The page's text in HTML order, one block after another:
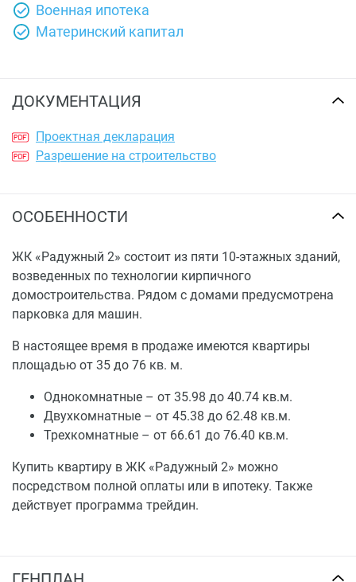
Военная ипотека
Материнский капитал
ДОКУМЕНТАЦИЯ
Проектная декларация
Разрешение на строительство
ОСОБЕННОСТИ
ЖК «Радужный 2» состоит из пяти 10-этажных зданий,
возведенных по технологии кирпичного
домостроительства. Рядом с домами предусмотрена
парковка для машин.
В настоящее время в продаже имеются квартиры
площадью от 35 до 76 кв. м.
Однокомнатные – от 35.98 до 40.74 кв.м.
Двухкомнатные – от 45.38 до 62.48 кв.м.
Трехкомнатные – от 66.61 до 76.40 кв.м.
Купить квартиру в ЖК «Радужный 2» можно
посредством полной оплаты или в ипотеку. Также
действует программа трейдин.